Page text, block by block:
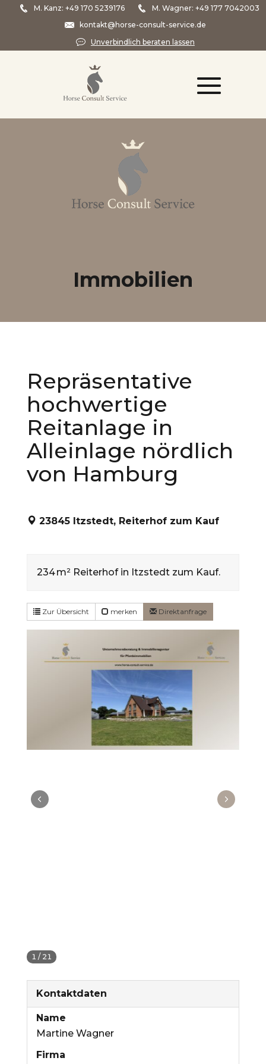
M. Kanz: +49 170 5239176 M. Wagner: +49 177 7042003
kontakt@horse-consult-service.de
Unverbindlich beraten lassen
Immobilien
Repräsentative
hochwertige
Reitanlage in
Alleinlage nördlich
von Hamburg
23845 Itzstedt, Reiterhof zum Kauf
234 m² Reiterhof in Itzstedt zum Kauf.
Zur Übersicht merken Direktanfrage
1 / 21
Kontaktdaten
Name
Martine Wagner
Firma